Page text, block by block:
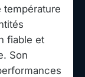
fiable et
Son